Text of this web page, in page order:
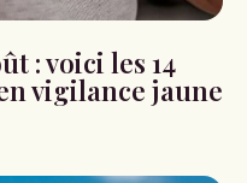
: voici les 14
vigilance jaune